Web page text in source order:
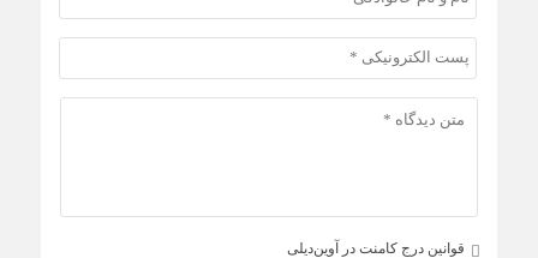
قوانین درج کامنت در آوین‌دیلی